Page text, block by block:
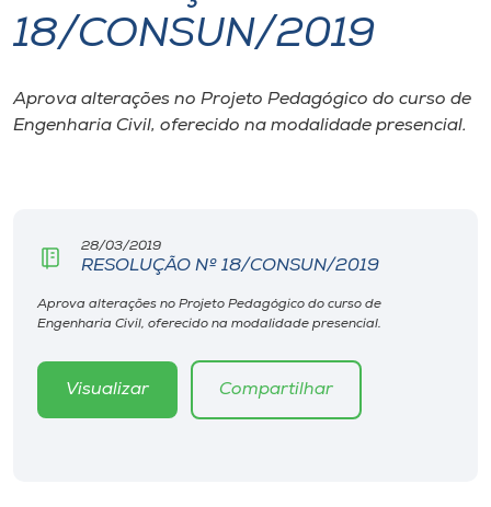
I.nova
Diplomados
CPA
Biblioteca
Editora
18/CONSUN/2019
Aprova alterações no Projeto Pedagógico do curso de
Engenharia Civil, oferecido na modalidade presencial.
28/03/2019
RESOLUÇÃO Nº 18/CONSUN/2019
Aprova alterações no Projeto Pedagógico do curso de
Engenharia Civil, oferecido na modalidade presencial.
Visualizar Compartilhar